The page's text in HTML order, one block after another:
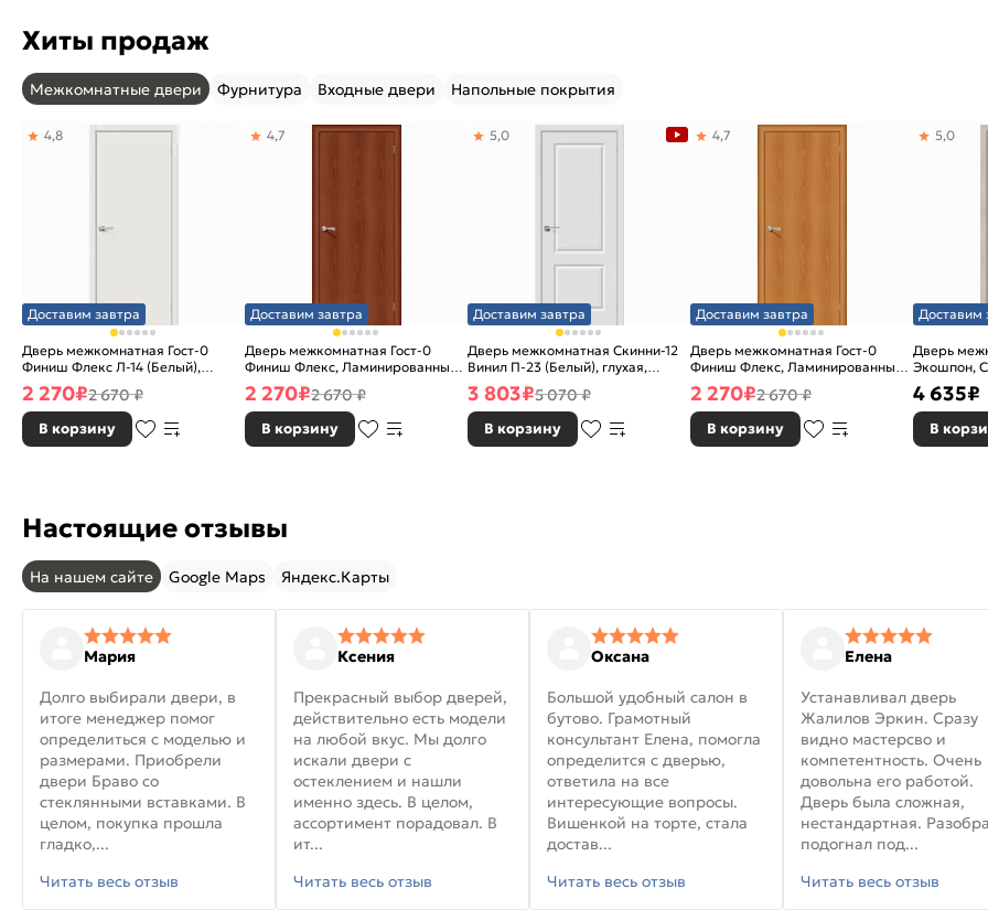
Хиты продаж
Межкомнатные двери Фурнитура Входные двери Напольные покрытия
Доставим завтра
Дверь межкомнатная Гост-0
Финиш Флекс Л-14 (Белый),
глухая, каркасно-щитовая
4,8
2 270₽2 670 ₽
В корзину
Доставим завтра
Дверь межкомнатная Гост-0
Финиш Флекс, Ламинированные
Л-11 (ИталОрех), глухая,
каркасно-щитовая
4,7
2 270₽2 670 ₽
В корзину
Доставим завтра
Дверь межкомнатная Скинни-12
Винил П-23 (Белый), глухая,
скиновая
5,0
3 803₽5 070 ₽
В корзину
Доставим завтра
Дверь межкомнатная Гост-0
Финиш Флекс, Ламинированные
Л-12 (МиланОрех), глухая,
каркасно-щитовая
4,7
2 270₽2 670 ₽
В корзину
Доставим
Дверь
Экошпон,
5,0
4 635₽
В
Настоящие отзывы
На нашем сайте Google Maps Яндекс.Карты
Мария
Долго выбирали двери, в
итоге менеджер помог
определиться с моделью и
размерами. Приобрели
двери Браво со
стеклянными вставками. В
целом, покупка прошла
гладко,...
Читать весь отзыв
Ксения
Прекрасный выбор дверей,
действительно есть модели
на любой вкус. Мы долго
искали двери с
остеклением и нашли
именно здесь. В целом,
ассортимент порадовал. В
ит...
Читать весь отзыв
Оксана
Большой удобный салон в
бутово. Грамотный
консультант Елена, помогла
определится с дверью,
ответила на все
интересующие вопросы.
Вишенкой на торте, стала
достав...
Читать весь отзыв
Елена
Устанавливал дверь
Жалилов Эркин. Сразу
видно мастерсво и
компетентность. Очень
довольна его работой.
Дверь была сложная,
нестандартная.
подогнал под...
Читать весь отзыв